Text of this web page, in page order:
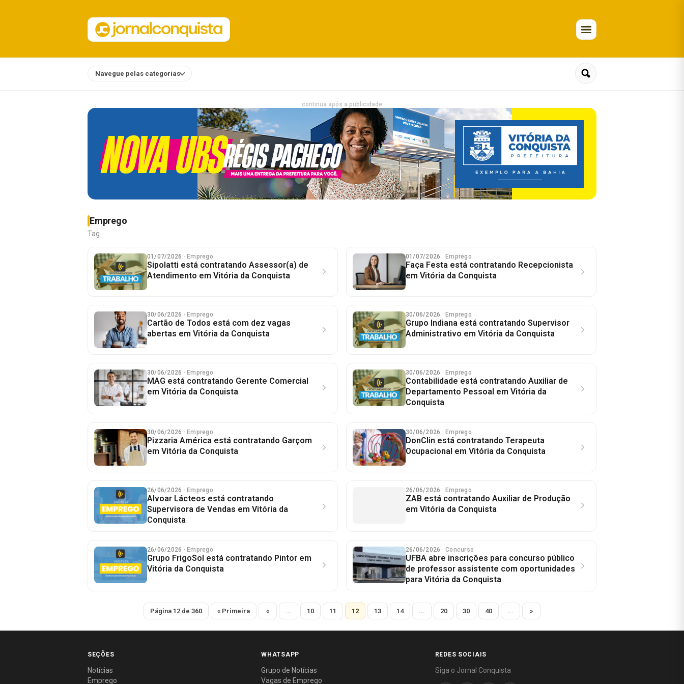
Navegue pelas categorias
continua após a publicidade
Emprego
Tag
01/07/2026 · Emprego
Sipolatti está contratando Assessor(a) de
Atendimento em Vitória da Conquista
01/07/2026 · Emprego
Faça Festa está contratando Recepcionista
em Vitória da Conquista
30/06/2026 · Emprego
Cartão de Todos está com dez vagas
abertas em Vitória da Conquista
30/06/2026 · Emprego
Grupo Indiana está contratando Supervisor
Administrativo em Vitória da Conquista
30/06/2026 · Emprego
MAG está contratando Gerente Comercial
em Vitória da Conquista
30/06/2026 · Emprego
Contabilidade está contratando Auxiliar de
Departamento Pessoal em Vitória da
Conquista
30/06/2026 · Emprego
Pizzaria América está contratando Garçom
em Vitória da Conquista
30/06/2026 · Emprego
DonClin está contratando Terapeuta
Ocupacional em Vitória da Conquista
26/06/2026 · Emprego
Alvoar Lácteos está contratando
Supervisora de Vendas em Vitória da
Conquista
26/06/2026 · Emprego
ZAB está contratando Auxiliar de Produção
em Vitória da Conquista
26/06/2026 · Emprego
Grupo FrigoSol está contratando Pintor em
Vitória da Conquista
26/06/2026 · Concurso
UFBA abre inscrições para concurso público
de professor assistente com oportunidades
para Vitória da Conquista
Página 12 de 360 « Primeira « ... 10 11 12 13 14 ... 20 30 40 ... »
SEÇÕES
Notícias
Emprego
WHATSAPP
Grupo de Notícias
Vagas de Emprego
REDES SOCIAIS
Siga o Jornal Conquista